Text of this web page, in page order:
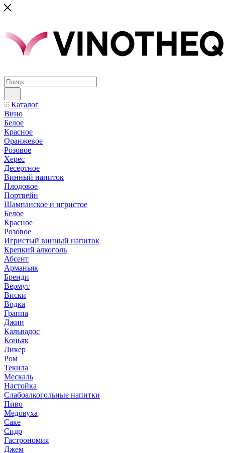
Каталог
Вино
Белое
Красное
Оранжевое
Розовое
Херес
Десертное
Винный напиток
Плодовое
Портвейн
Шампанское и игристое
Белое
Красное
Розовое
Игристый винный напиток
Крепкий алкоголь
Абсент
Арманьяк
Бренди
Вермут
Виски
Водка
Граппа
Джин
Кальвадос
Коньяк
Ликер
Ром
Текила
Мескаль
Настойка
Слабоалкогольные напитки
Пиво
Медовуха
Саке
Сидр
Гастрономия
Джем